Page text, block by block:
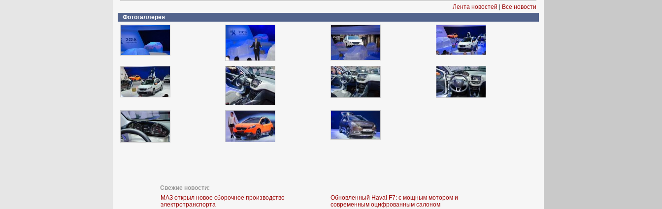
Лента новостей
Все новости
Фотогаллерея
Свежие новости:
МАЗ открыл новое сборочное производство
электротранспорта
Обновленный Haval F7: с мощным мотором и
современным оцифрованным салоном